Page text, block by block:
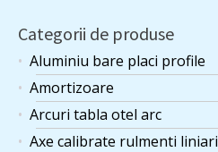
Categorii de produse
Aluminiu bare placi profile
Amortizoare
Arcuri tabla otel arc
Axe calibrate rulmenti liniari